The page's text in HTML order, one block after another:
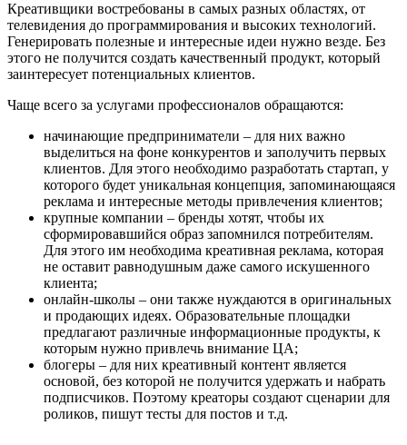
Креативщики востребованы в самых разных областях, от
телевидения до программирования и высоких технологий.
Генерировать полезные и интересные идеи нужно везде. Без
этого не получится создать качественный продукт, который
заинтересует потенциальных клиентов.
Чаще всего за услугами профессионалов обращаются:
начинающие предприниматели – для них важно
выделиться на фоне конкурентов и заполучить первых
клиентов. Для этого необходимо разработать стартап, у
которого будет уникальная концепция, запоминающаяся
реклама и интересные методы привлечения клиентов;
крупные компании – бренды хотят, чтобы их
сформировавшийся образ запомнился потребителям.
Для этого им необходима креативная реклама, которая
не оставит равнодушным даже самого искушенного
клиента;
онлайн-школы – они также нуждаются в оригинальных
и продающих идеях. Образовательные площадки
предлагают различные информационные продукты, к
которым нужно привлечь внимание ЦА;
блогеры – для них креативный контент является
основой, без которой не получится удержать и набрать
подписчиков. Поэтому креаторы создают сценарии для
роликов, пишут тесты для постов и т.д.